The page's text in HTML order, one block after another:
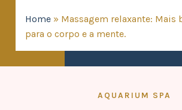
Home » Massagem relaxante: Mais
para o corpo e a mente.
AQUARIUM SPA